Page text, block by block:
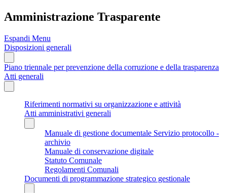
Amministrazione Trasparente
Espandi Menu
Disposizioni generali
Piano triennale per prevenzione della corruzione e della trasparenza
Atti generali
Riferimenti normativi su organizzazione e attività
Atti amministrativi generali
Manuale di gestione documentale Servizio protocollo -
archivio
Manuale di conservazione digitale
Statuto Comunale
Regolamenti Comunali
Documenti di programmazione strategico gestionale